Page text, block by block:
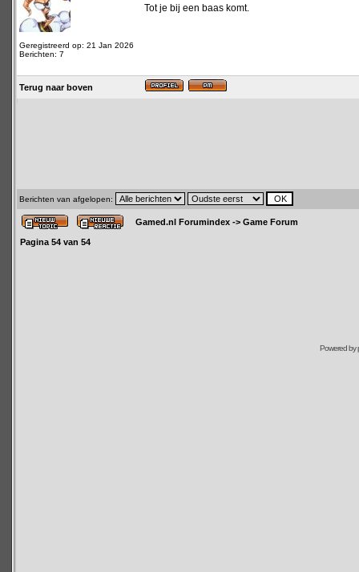
Geregistreerd op: 21 Jan 2026
Berichten: 7
Tot je bij een baas komt.
Terug naar boven
Berichten van afgelopen:
Gamed.nl Forumindex -> Game Forum
Pagina 54 van 54
Powered by